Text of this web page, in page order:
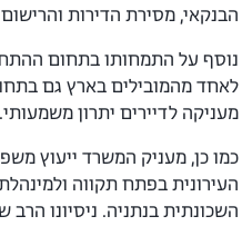
הבנקאי, מסירת הדירות
נוסף על התמחותו בתחום
לאחד מהמובילים בארץ גם
מעניקה לדיירים יתרון משמעותי.
כמו כן, מעניק המשרד ייעוץ
העירונית בפתח תקווה
השכונתית בנתניה. ניסיונו